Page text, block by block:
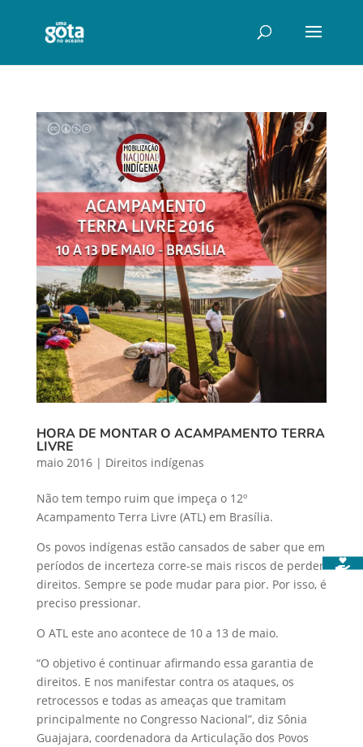
HORA DE MONTAR O ACAMPAMENTO TERRA
LIVRE
maio 2016| Direitos indígenas
Não tem tempo ruim que impeça o 12º
Acampamento Terra Livre (ATL) em Brasília.
Os povos indígenas estão cansados de saber que em
períodos de incerteza corre-se mais riscos de perder
direitos. Sempre se pode mudar para pior. Por isso, é
preciso pressionar.
O ATL este ano acontece de 10 a 13 de maio.
“O objetivo é continuar afirmando essa garantia de
direitos. E nos manifestar contra os ataques, os
retrocessos e todas as ameaças que tramitam
principalmente no Congresso Nacional”, diz Sônia
Guajajara, coordenadora da Articulação dos Povos